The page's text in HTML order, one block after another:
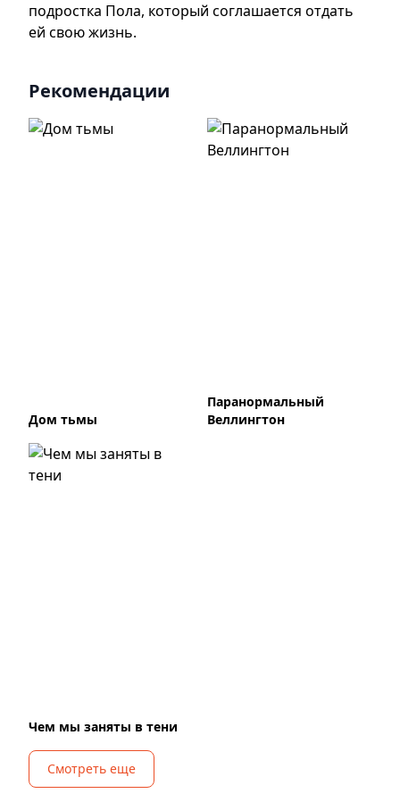
подростка Пола, который соглашается отдать
ей свою жизнь.
Рекомендации
Дом тьмы
Паранормальный
Веллингтон
Чем мы заняты в тени
Смотреть еще